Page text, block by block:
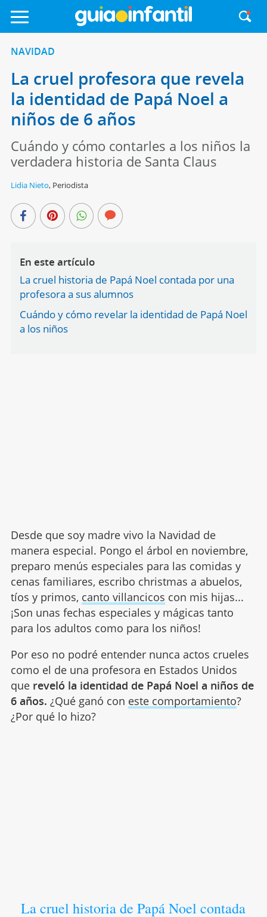
NAVIDAD
La cruel profesora que revela
la identidad de Papá Noel a
niños de 6 años
Cuándo y cómo contarles a los niños la
verdadera historia de Santa Claus
Lidia Nieto, Periodista
En este artículo
La cruel historia de Papá Noel contada por una
profesora a sus alumnos
Cuándo y cómo revelar la identidad de Papá Noel
a los niños
Desde que soy madre vivo la Navidad de
manera especial. Pongo el árbol en noviembre,
preparo menús especiales para las comidas y
cenas familiares, escribo christmas a abuelos,
tíos y primos, canto villancicos con mis hijas...
¡Son unas fechas especiales y mágicas tanto
para los adultos como para los niños!
Por eso no podré entender nunca actos crueles
como el de una profesora en Estados Unidos
que reveló la identidad de Papá Noel a niños de
6 años. ¿Qué ganó con este comportamiento?
¿Por qué lo hizo?
La cruel historia de Papá Noel contada